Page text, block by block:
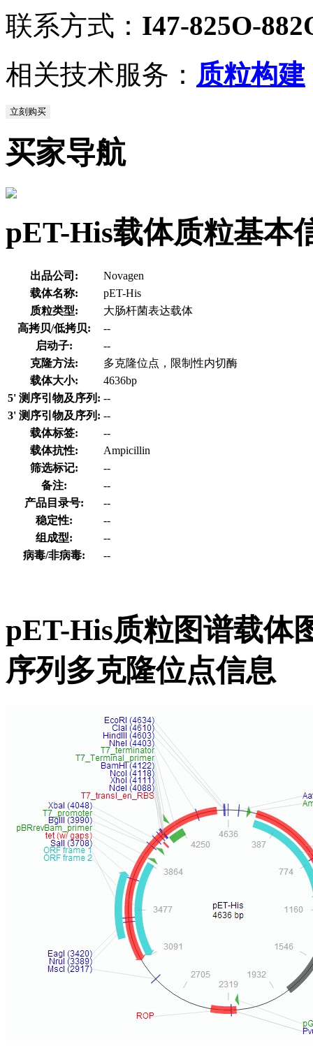
联系方式： I47-825O-
相关技术服务： 质粒构建
立刻购买
买家导航
pET-His载体质粒基本
出品公司:
Novagen
载体名称:
pET-His
质粒类型:
大肠杆菌表达载体
高拷贝/低拷贝:
--
启动子:
--
克隆方法:
多克隆位点，限制性内切酶
载体大小:
4636bp
5' 测序引物及序列: --
3' 测序引物及序列: --
载体标签:
--
载体抗性:
Ampicillin
筛选标记:
--
备注:
--
产品目录号:
--
稳定性:
--
组成型:
--
病毒/非病毒:
--
pET-His质粒图谱载体
序列多克隆位点信息